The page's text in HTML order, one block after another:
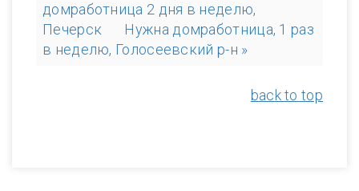
домработница 2 дня в неделю,
Печерск
Нужна домработница, 1 раз
в неделю, Голосеевский р-н »
back to top